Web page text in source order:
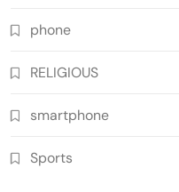
phone
RELIGIOUS
smartphone
Sports